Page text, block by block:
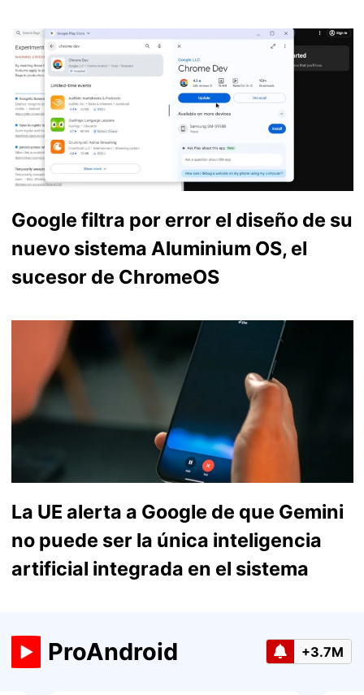
Google filtra por error el diseño de su
nuevo sistema Aluminium OS, el
sucesor de ChromeOS
La UE alerta a Google de que Gemini
no puede ser la única inteligencia
artificial integrada en el sistema
ProAndroid +3.7M